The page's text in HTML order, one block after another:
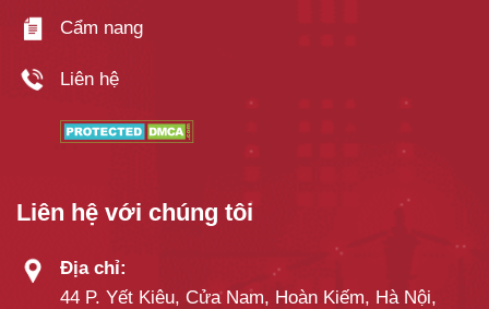
Cẩm nang
Liên hệ
Liên hệ với chúng tôi
Địa chỉ:
44 P. Yết Kiêu, Cửa Nam, Hoàn Kiếm, Hà Nội,